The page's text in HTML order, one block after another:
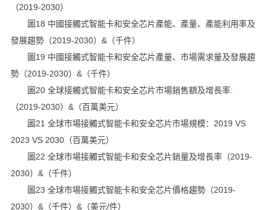
（2019-2030）
圖18 中國接觸式智能卡和安全芯片產能、產量、產能利用率及
發展趨勢（2019-2030）&（千件）
圖19 中國接觸式智能卡和安全芯片產量、市場需求量及發展趨
勢（2019-2030）&（千件）
圖20 全球接觸式智能卡和安全芯片市場銷售額及增長率:
（2019-2030）&（百萬美元）
圖21 全球市場接觸式智能卡和安全芯片市場規模：2019 VS
2023 VS 2030（百萬美元）
圖22 全球市場接觸式智能卡和安全芯片銷量及增長率（2019-
2030）&（千件）
圖23 全球市場接觸式智能卡和安全芯片價格趨勢（2019-
2030）&（千件）&（美元/件）